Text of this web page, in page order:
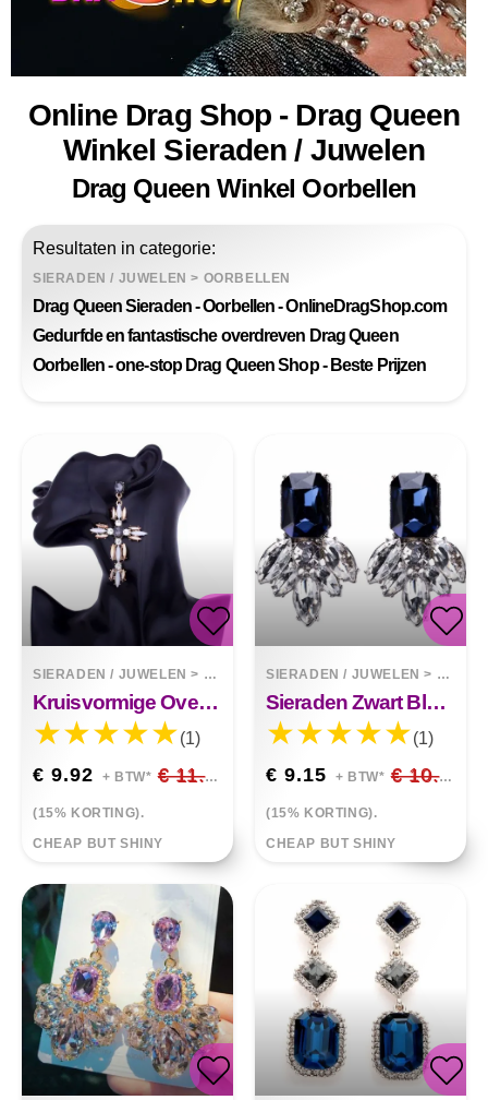
Online Drag Shop - Drag Queen
Winkel Sieraden / Juwelen
Drag Queen Winkel Oorbellen
Resultaten in categorie:
SIERADEN / JUWELEN > OORBELLEN
Drag Queen Sieraden - Oorbellen - OnlineDragShop.com
Gedurfde en fantastische overdreven Drag Queen
Oorbellen - one-stop Drag Queen Shop - Beste Prijzen
SIERADEN / JUWELEN > OORBELLEN
Kruisvormige Overdreven Glanzende Oorbellen
(1)
€ 9.92 + BTW* € 11.67
(15% KORTING).
CHEAP BUT SHINY
SIERADEN / JUWELEN >
Sieraden Zwart Blauw Kristal Strass Drop Oorbellen
(1)
€ 9.15 + BTW* € 10.76
(15% KORTING).
CHEAP BUT SHINY